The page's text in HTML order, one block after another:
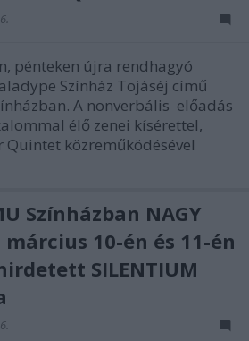
pénteken újra rendhagyó
Színház Tojáséj című
A nonverbális előadás
élő zenei kísérettel,
Quintet közreműködésével
Színházban NAGY
március 10-én és 11-én
SILENTIUM